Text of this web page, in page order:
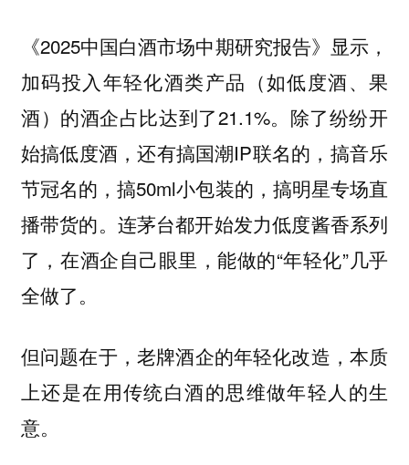
《2025中国白酒市场中期研究报告》显示，
加码投入年轻化酒类产品（如低度酒、果
酒）的酒企占比达到了21.1%。除了纷纷开
始搞低度酒，还有搞国潮IP联名的，搞音乐
节冠名的，搞50ml小包装的，搞明星专场直
播带货的。连茅台都开始发力低度酱香系列
了，在酒企自己眼里，能做的“年轻化”几乎
全做了。
但问题在于， 老牌酒企的年轻化改造，本质
上还是在用传统白酒的思维做年轻人的生
意。